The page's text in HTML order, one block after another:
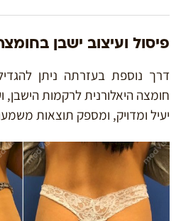
פיסול ועיצוב ישבן
דרך נוספת בעזרתה ניתן
חומצה היאלורנית לרקמות הישבן,
יעיל ומדויק, ומספק תוצאות